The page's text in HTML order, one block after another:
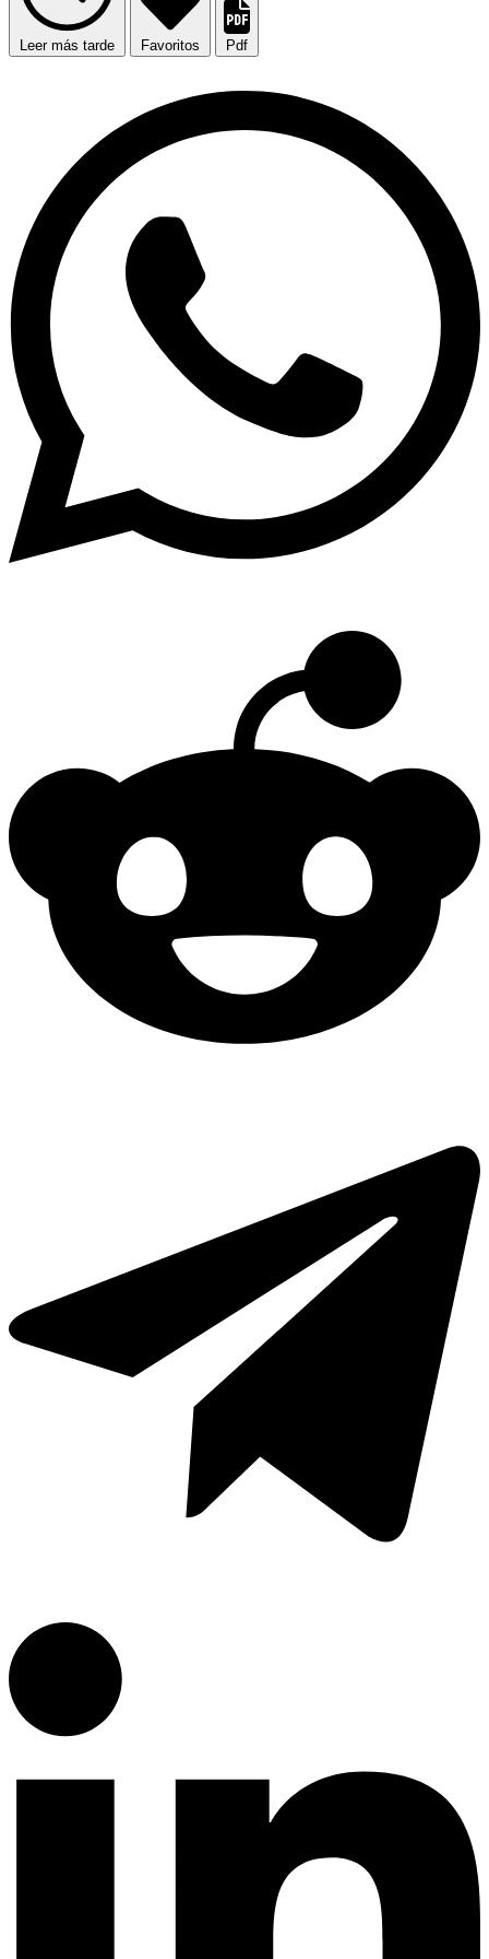
Leer más tarde Favoritos Pdf